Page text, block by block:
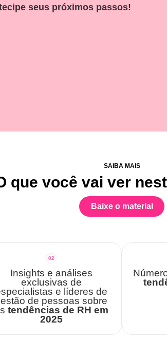
seus próximos passos!
SAIBA MAIS
que você vai ver
Baixe o material
02
Insights e análises
exclusivas de
e líderes de
de pessoas sobre
tendências de RH em
2025